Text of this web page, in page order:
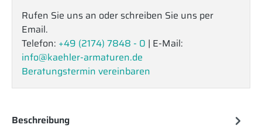
Rufen Sie uns an oder schreiben Sie uns per
Email.
Telefon: +49 (2174) 7848 - 0 | E-Mail:
info@kaehler-armaturen.de
Beratungstermin vereinbaren
Beschreibung